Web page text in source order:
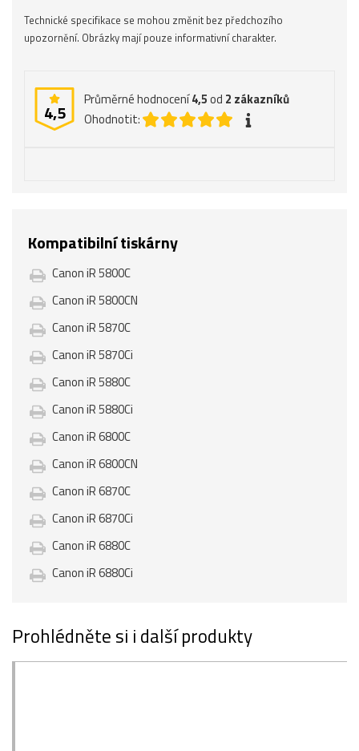
Technické specifikace se mohou změnit bez předchozího
upozornění. Obrázky mají pouze informativní charakter.
4,5
Průměrné hodnocení4,5od 2 zákazníků
Ohodnotit:
Kompatibilní tiskárny
Canon iR 5800C
Canon iR 5800CN
Canon iR 5870C
Canon iR 5870Ci
Canon iR 5880C
Canon iR 5880Ci
Canon iR 6800C
Canon iR 6800CN
Canon iR 6870C
Canon iR 6870Ci
Canon iR 6880C
Canon iR 6880Ci
Prohlédněte si i další produkty